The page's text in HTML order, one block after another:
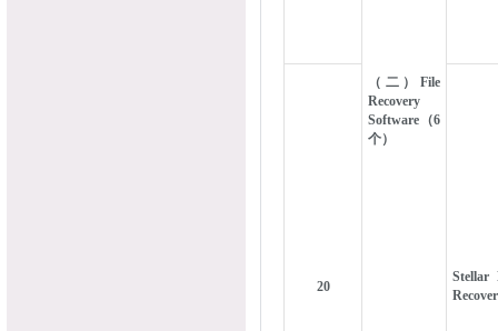
（二）File
Recovery
Software（6
个）
20
Stellar